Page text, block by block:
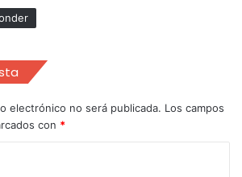
electrónico no será publicada. Los campos
con *